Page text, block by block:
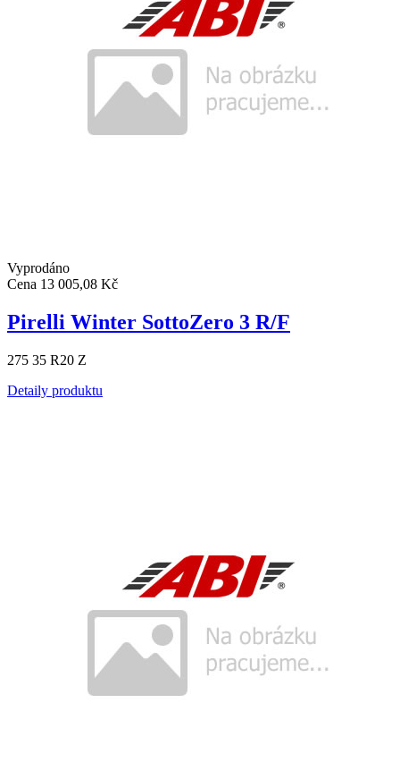
Vyprodáno
Cena 13 005,08 Kč
Pirelli Winter SottoZero 3 R/F
275 35 R20 Z
Detaily produktu